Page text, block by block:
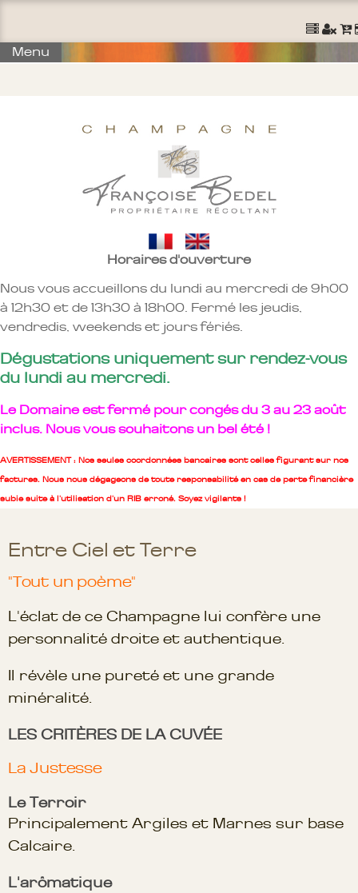
Menu
Horaires d'ouverture
Nous vous accueillons du lundi au mercredi de 9h00
à 12h30 et de 13h30 à 18h00. Fermé les jeudis,
vendredis, weekends et jours fériés.
Dégustations uniquement sur rendez-vous
du lundi au mercredi.
Le Domaine est fermé pour congés du 3 au 23 août
inclus. Nous vous souhaitons un bel été !
AVERTISSEMENT : Nos seules coordonnées bancaires sont celles figurant sur nos
factures. Nous nous dégageons de toute responsabilité en cas de perte financière
subie suite à l'utilisation d'un RIB erroné. Soyez vigilants !
Entre Ciel et Terre
"Tout un poème"
L'éclat de ce Champagne lui confère une
personnalité droite et authentique.
Il révèle une pureté et une grande
minéralité.
LES CRITÈRES DE LA CUVÉE
La Justesse
Le Terroir
Principalement Argiles et Marnes sur base
Calcaire.
L'arômatique